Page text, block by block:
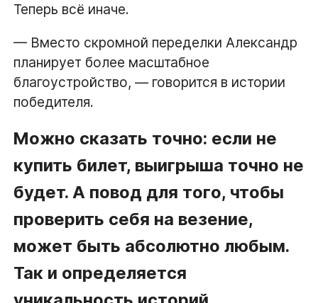
Теперь всё иначе.
— Вместо скромной переделки Александр
планирует более масштабное
благоустройство, — говорится в истории
победителя.
Можно сказать точно: если не
купить билет, выигрыша точно не
будет. А повод для того, чтобы
проверить себя на везение,
может быть абсолютно любым.
Так и определяется